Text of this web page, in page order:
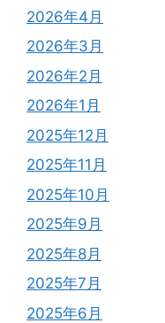
2026年4月
2026年3月
2026年2月
2026年1月
2025年12月
2025年11月
2025年10月
2025年9月
2025年8月
2025年7月
2025年6月